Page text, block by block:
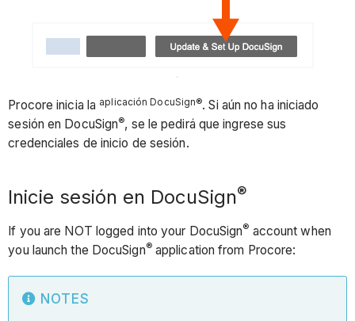
Procore inicia la aplicación DocuSign®. Si aún no ha iniciado
sesión en DocuSign®, se le pedirá que ingrese sus
credenciales de inicio de sesión.
Inicie sesión en DocuSign®
If you are NOT logged into your DocuSign® account when
you launch the DocuSign®application from Procore:
NOTES